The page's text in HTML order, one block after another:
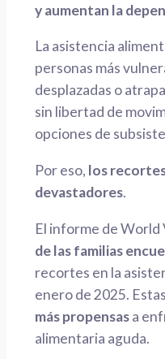
y aumentan la
La asistencia
personas más
desplazadas o
sin libertad de
opciones de
Por eso, los
devastadores.
El informe de World
de las familias
recortes en la
enero de 2025.
más propensasa
alimentaria aguda.